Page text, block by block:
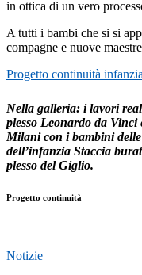
in ottica di un vero
A tutti i bambi che si si
compagne e nuove
Progetto continuità
Nella galleria: i lavori
plesso Leonardo da Vinci
Milani con i bambini
dell’infanzia Staccia
plesso del Giglio.
Progetto continuità
Notizie